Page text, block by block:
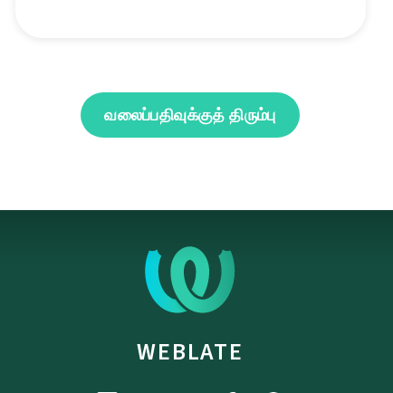
வலைப்பதிவுக்குத் திரும்பு
WEBLATE